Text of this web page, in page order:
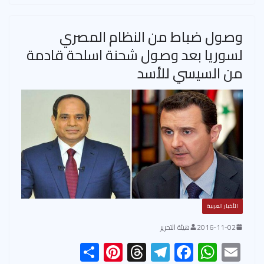
A
p
p
o
ok
m
t
وصول ضباط من النظام المصري
لسوريا بعد وصول شحنة اسلحة قادمة
من السيسي للأسد
الأخبار العربية
2016-11-02 هيئة التحرير
E
W
F
Te
T
Pi
S